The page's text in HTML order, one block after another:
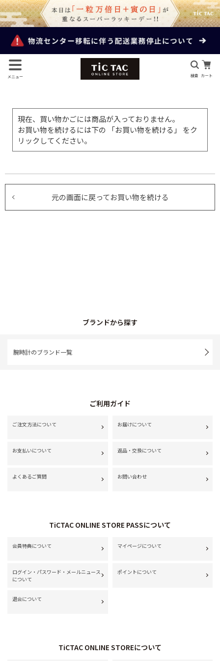
メニュー 検索 カート
現在、買い物かごには商品が入っておりません。
お買い物を続けるには下の 「お買い物を続ける」 をク
リックしてください。
元の画面に戻ってお買い物を続ける
ブランドから探す
腕時計のブランド一覧
ご利用ガイド
ご注文方法について お届けについて
お支払いについて 返品・交換について
よくあるご質問 お問い合わせ
TiCTAC ONLINE STORE PASSについて
会員特典について マイページについて
ログイン・パスワード・メールニュース
について
ポイントについて
退会について
TiCTAC ONLINE STOREについて